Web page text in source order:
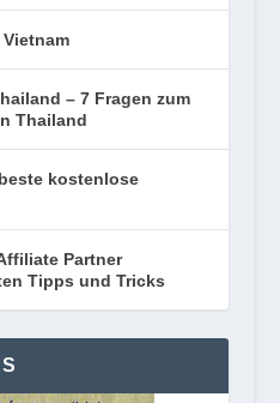
– 7 Fragen zum
Thailand
kostenlose
Partner
Tipps und Tricks